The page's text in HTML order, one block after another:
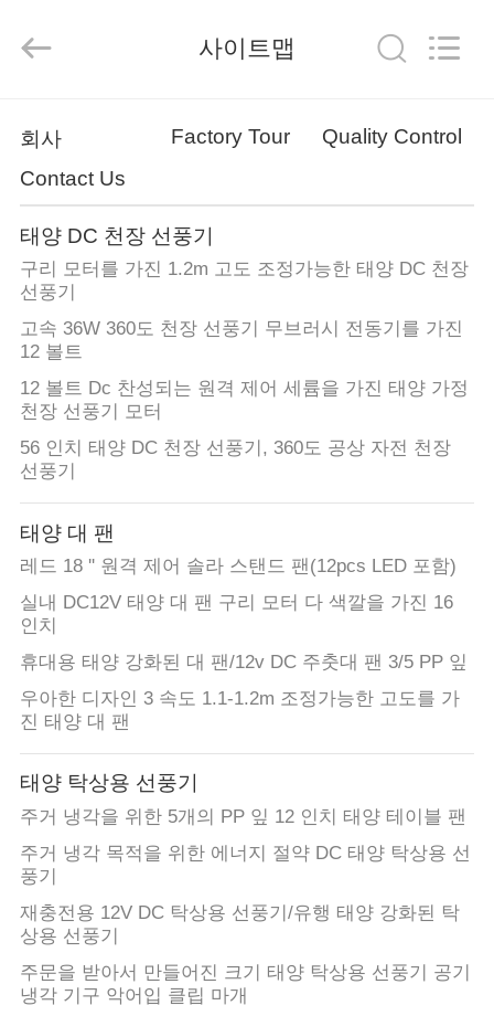
제
품
회
사
소
개
공
장
견
학
품
질
관
리
문
의
Changsha
Purple
Rights
사이트맵
회사 Factory Tour
Quality Control
Contact Us
태양 DC 천장 선풍기
구리 모터를 가진 1.2m 고도 조정가능한 태양 DC 천장
선풍기
고속 36W 360도 천장 선풍기 무브러시 전동기를 가진
12 볼트
12 볼트 Dc 찬성되는 원격 제어 세륨을 가진 태양 가정
천장 선풍기 모터
56 인치 태양 DC 천장 선풍기, 360도 공상 자전 천장
선풍기
태양 대 팬
레드 18 '' 원격 제어 솔라 스탠드 팬(12pcs LED 포함)
실내 DC12V 태양 대 팬 구리 모터 다 색깔을 가진 16
인치
휴대용 태양 강화된 대 팬/12v DC 주춧대 팬 3/5 PP 잎
우아한 디자인 3 속도 1.1-1.2m 조정가능한 고도를 가
진 태양 대 팬
태양 탁상용 선풍기
주거 냉각을 위한 5개의 PP 잎 12 인치 태양 테이블 팬
주거 냉각 목적을 위한 에너지 절약 DC 태양 탁상용 선
풍기
재충전용 12V DC 탁상용 선풍기/유행 태양 강화된 탁
상용 선풍기
주문을 받아서 만들어진 크기 태양 탁상용 선풍기 공기
냉각 기구 악어입 클립 마개